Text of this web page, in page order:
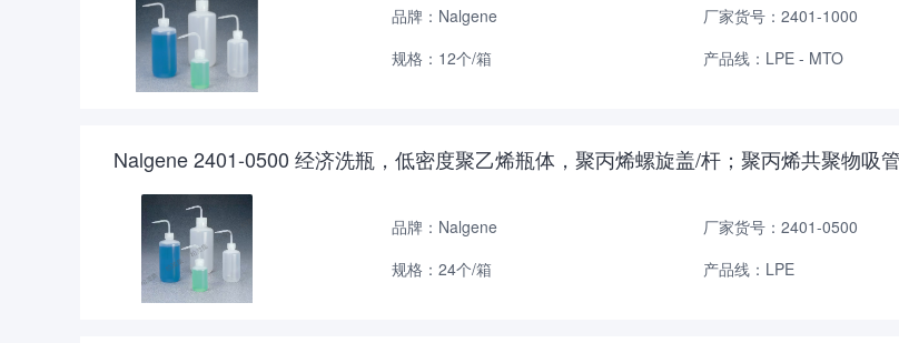
品牌：Nalgene
厂家货号：2401-1000
规格：12个/箱
产品线：LPE - MTO
Nalgene 2401-0500 经济洗瓶，低密度聚乙烯瓶体，聚丙烯螺旋盖/杆；聚丙烯共聚物吸
品牌：Nalgene
厂家货号：2401-0500
规格：24个/箱
产品线：LPE